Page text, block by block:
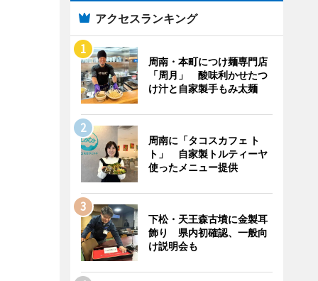
アクセスランキング
周南・本町につけ麺専門店
「周月」 酸味利かせたつ
け汁と自家製手もみ太麺
周南に「タコスカフェ ト
ト」 自家製トルティーヤ
使ったメニュー提供
下松・天王森古墳に金製耳
飾り 県内初確認、一般向
け説明会も